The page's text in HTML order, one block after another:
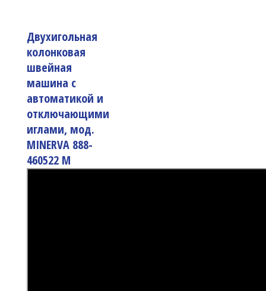
Двухигольная
колонковая
швейная
машина с
автоматикой и
отключающими
иглами, мод.
MINERVA 888-
460522 M